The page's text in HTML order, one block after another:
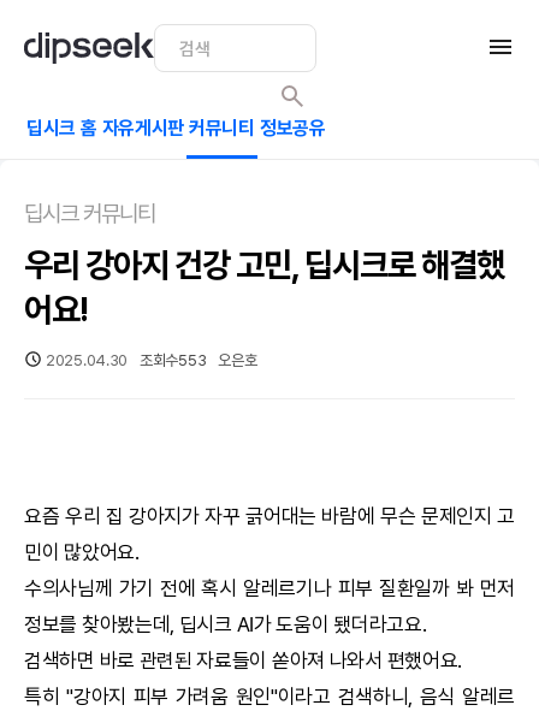
딥시크 홈 자유게시판 커뮤니티 정보공유
딥시크 커뮤니티
우리 강아지 건강 고민, 딥시크로 해결했
어요!
2025.04.30 조회수553 오은호
요즘 우리 집 강아지가 자꾸 긁어대는 바람에 무슨 문제인지 고
민이 많았어요.
수의사님께 가기 전에 혹시 알레르기나 피부 질환일까 봐 먼저
정보를 찾아봤는데, 딥시크 AI가 도움이 됐더라고요.
검색하면 바로 관련된 자료들이 쏟아져 나와서 편했어요.
특히 "강아지 피부 가려움 원인"이라고 검색하니, 음식 알레르